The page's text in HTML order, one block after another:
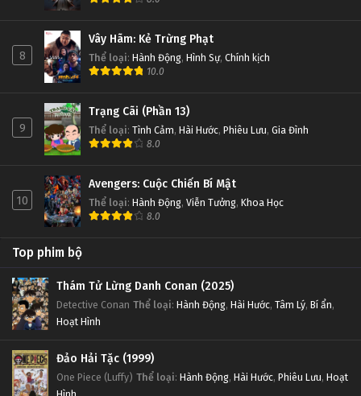
8
Vây Hãm: Kẻ Trừng Phạt
Thể loại: Hành Động, Hình Sự, Chính kịch
10.0
9
Trạng Cãi (Phần 13)
Thể loại: Tình Cảm, Hài Hước, Phiêu Lưu, Gia Đình
8.0
10
Avengers: Cuộc Chiến Bí Mật
Thể loại: Hành Động, Viễn Tưởng, Khoa Học
8.0
Top phim bộ
Thám Tử Lừng Danh Conan (2025)
Detective Conan Thể loại: Hành Động, Hài Hước, Tâm Lý, Bí ẩn,
Hoạt Hình
Đảo Hải Tặc (1999)
One Piece (Luffy) Thể loại: Hành Động, Hài Hước, Phiêu Lưu, Hoạt